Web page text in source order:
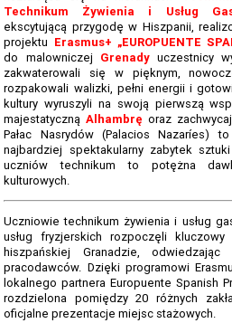
TMRIA - ROLNICTWO Z ELEMENTAMI
TŻIUG - GASTRONOMIA Z ELEMENTAMI
TUF - FRYZJERSTWO Z ELEMENTAMI
TS - TECHNIKUM SPAWALNICTWA
STATUTY SZKOŁY
PLAN IMPREZ I UROCZYSTOŚCI
SZKOLNE PLANY NAUCZANIA 2025/2026
REGULAMINY SZKOŁY
PROGRAM PRACY SZKOŁY 2025-2026
Technikum Żywienia i Usług
ekscytującą przygodę w Hiszpanii,
projektu Erasmus+ „EUROPUENTE
do malowniczej Grenadyuczestnicy
zakwaterowali się w pięknym,
rozpakowali walizki, pełni energii i
kultury wyruszyli na swoją pierwszą
majestatycznąAlhambrę oraz
Pałac Nasrydów (Palacios Nazaríes)
najbardziej spektakularny zabytek
uczniów technikum to potężna
kulturowych.
Uczniowie technikum żywienia i usług
usług fryzjerskich rozpoczęli
hiszpańskiej Granadzie,
pracodawców. Dzięki programowi
lokalnego partnera Europuente Spanish
rozdzielona pomiędzy 20 różnych
oficjalne prezentacje miejsc stażowych.